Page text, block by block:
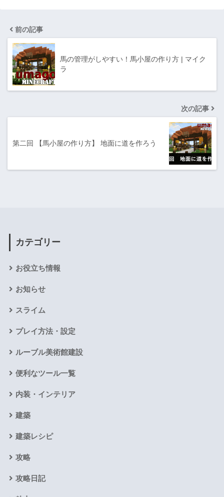
前の記事
馬の管理がしやすい！馬小屋の作り方 | マイク
ラ
次の記事
第二回 【馬小屋の作り方】 地面に道を作ろう
カテゴリー
お役立ち情報
お知らせ
スライム
プレイ方法・設定
ルーブル美術館建設
便利なツール一覧
内装・インテリア
建築
建築レシピ
攻略
攻略日記